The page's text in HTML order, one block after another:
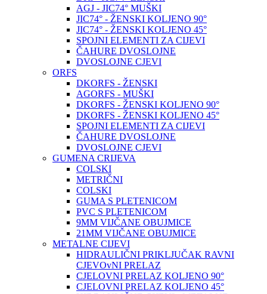
AGJ - JIC74° MUŠKI
JIC74° - ŽENSKI KOLJENO 90°
JIC74° - ŽENSKI KOLJENO 45°
SPOJNI ELEMENTI ZA CIJEVI
ČAHURE DVOSLOJNE
DVOSLOJNE CJEVI
ORFS
DKORFS - ŽENSKI
AGORFS - MUŠKI
DKORFS - ŽENSKI KOLJENO 90°
DKORFS - ŽENSKI KOLJENO 45°
SPOJNI ELEMENTI ZA CIJEVI
ČAHURE DVOSLOJNE
DVOSLOJNE CJEVI
GUMENA CRIJEVA
COLSKI
METRIČNI
COLSKI
GUMA S PLETENICOM
PVC S PLETENICOM
9MM VIJČANE OBUJMICE
21MM VIJČANE OBUJMICE
METALNE CIJEVI
HIDRAULIČNI PRIKLJUČAK RAVNI
CJEVOvNI PRELAZ
CJELOVNI PRELAZ KOLJENO 90°
CJELOVNI PRELAZ KOLJENO 45°